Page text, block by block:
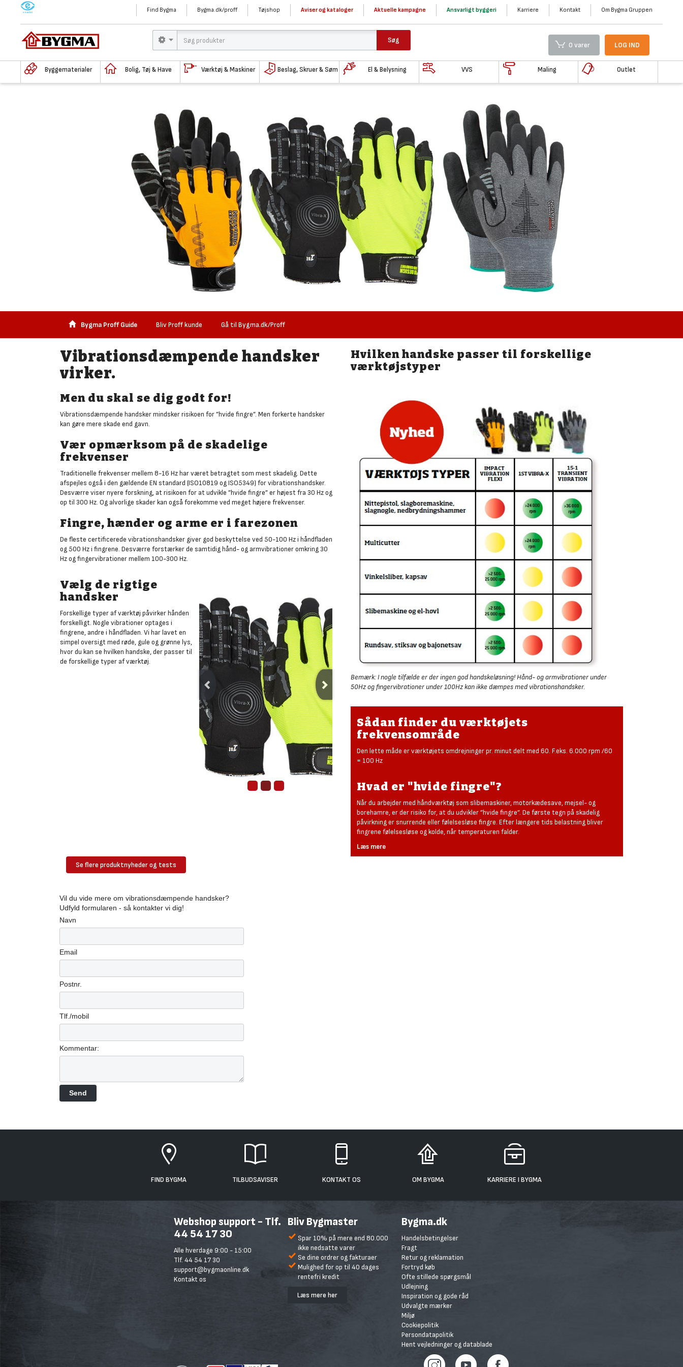
M Find Bygma Bygma.dk/proff Tøjshop Aviser og kataloger Aktuelle kampagne Ansvarligt byggeri Karriere Kontakt Om Bygma Gruppen
Søg
0 varer LOG IND
Byggematerialer Bolig, Tøj & Have Værktøj & Maskiner Beslag, Skruer & Søm El & Belysning VVS Maling Outlet
Bygma Proff Guide Bliv Proff kunde Gå til Bygma.dk/Proff
Vibrationsdæmpende handsker
virker.
Men du skal se dig godt for!
Vibrationsdæmpende handsker mindsker risikoen for ”hvide fingre”. Men forkerte handsker
kan gøre mere skade end gavn.
Vær opmærksom på de skadelige
frekvenser
Traditionelle frekvenser mellem 8-16 Hz har været betragtet som mest skadelig. Dette
afspejles også i den gældende EN standard (ISO10819 og ISO5349) for vibrationshandsker.
Desværre viser nyere forskning, at risikoen for at udvikle ”hvide fingre” er højest fra 30 Hz og
op til 300 Hz. Og alvorlige skader kan også forekomme ved meget højere frekvenser.
Fingre, hænder og arme er i farezonen
De fleste certificerede vibrationshandsker giver god beskyttelse ved 50-100 Hz i håndfladen
og 500 Hz i fingrene. Desværre forstærker de samtidig hånd- og armvibrationer omkring 30
Hz og fingervibrationer mellem 100-300 Hz.
Vælg de rigtige
handsker
Forskellige typer af værktøj påvirker hånden
forskelligt. Nogle vibrationer optages i
fingrene, andre i håndfladen. Vi har lavet en
simpel oversigt med røde, gule og grønne lys,
hvor du kan se hvilken handske, der passer til
de forskellige typer af værktøj.
Hvilken handske passer til forskellige
værktøjstyper
Bemærk: I nogle tilfælde er der ingen god handskeløsning! Hånd- og armvibrationer under
50Hz og fingervibrationer under 100Hz kan ikke dæmpes med vibrationshandsker.
Sådan finder du værktøjets
frekvensområde
Den lette måde er værktøjets omdrejninger pr. minut delt med 60. F.eks. 6.000 rpm /60
= 100 Hz
Hvad er "hvide fingre"?
Når du arbejder med håndværktøj som slibemaskiner, motorkædesave, mejsel- og
borehamre, er der risiko for, at du udvikler ”hvide fingre”. De første tegn på skadelig
påvirkning er snurrende eller følelsesløse fingre. Efter længere tids belastning bliver
fingrene følelsesløse og kolde, når temperaturen falder.
Læs mere
Se flere produktnyheder og tests
Vil du vide mere om vibrationsdæmpende handsker?
Udfyld formularen - så kontakter vi dig!
Navn
Email
Postnr.
Tlf./mobil
Kommentar:
FIND BYGMA TILBUDSAVISER KONTAKT OS OM BYGMA KARRIERE I BYGMA
Webshop support - Tlf.
44 54 17 30
Alle hverdage 9:00 - 15:00
Tlf. 44 54 17 30
support@bygmaonline.dk
Kontakt os
Bliv Bygmaster
Spar 10% på mere end 80.000
ikke nedsatte varer
Se dine ordrer og fakturaer
Mulighed for op til 40 dages
rentefri kredit
Læs mere her
Bygma.dk
Handelsbetingelser
Fragt
Retur og reklamation
Fortryd køb
Ofte stillede spørgsmål
Udlejning
Inspiration og gode råd
Udvalgte mærker
Miljø
Cookiepolitik
Persondatapolitik
Hent vejledninger og datablade